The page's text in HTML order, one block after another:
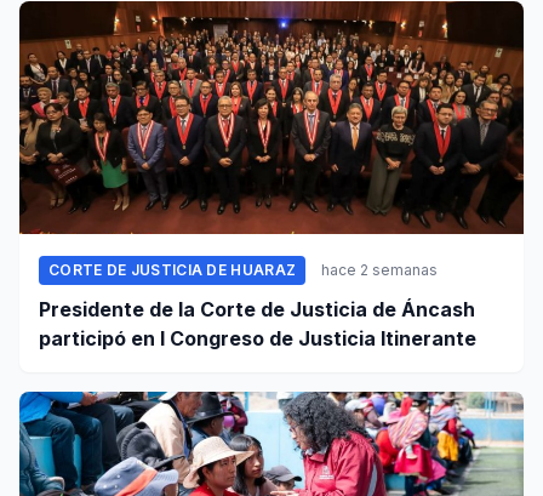
CORTE DE JUSTICIA DE HUARAZ hace 2 semanas
Presidente de la Corte de Justicia de Áncash
participó en I Congreso de Justicia Itinerante